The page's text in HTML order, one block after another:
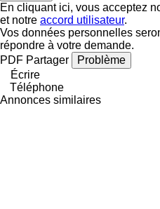
En cliquant ici, vous acceptez
et notre accord utilisateur.
Vos données personnelles
répondre à votre demande.
PDF Partager
Problème
Écrire
Téléphone
Annonces similaires